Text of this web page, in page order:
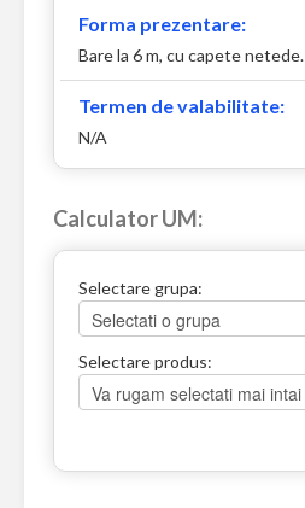
Forma prezentare:
Bare la 6 m, cu capete netede.
Termen de valabilitate:
N/A
Calculator UM:
Selectare grupa:
Selectare produs: